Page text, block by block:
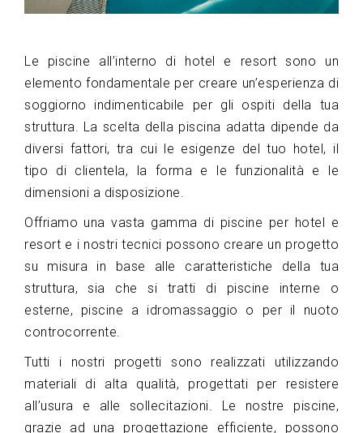
Le piscine all’interno di hotel e resort sono un
elemento fondamentale per creare un’esperienza di
soggiorno indimenticabile per gli ospiti della tua
struttura. La scelta della piscina adatta dipende da
diversi fattori, tra cui le esigenze del tuo hotel, il
tipo di clientela, la forma e le funzionalità e le
dimensioni a disposizione.
Offriamo una vasta gamma di piscine per hotel e
resort e i nostri tecnici possono creare un progetto
su misura in base alle caratteristiche della tua
struttura, sia che si tratti di piscine interne o
esterne, piscine a idromassaggio o per il nuoto
controcorrente.
Tutti i nostri progetti sono realizzati utilizzando
materiali di alta qualità, progettati per resistere
all’usura e alle sollecitazioni. Le nostre piscine,
grazie ad una progettazione efficiente, possono